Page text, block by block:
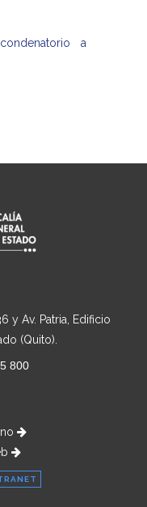
a
y Av. Patria, Edificio
(Quito).
800